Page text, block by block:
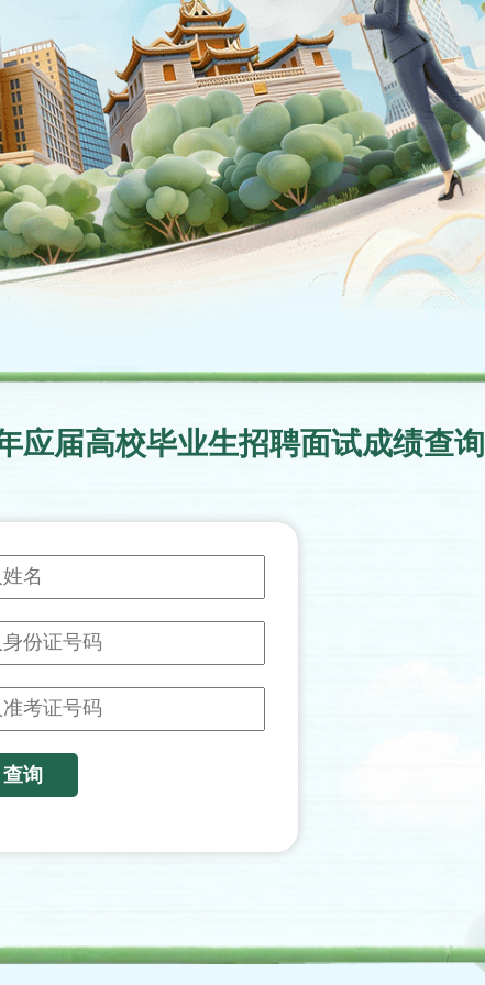
应届高校毕业生招聘面试成绩查询
查询